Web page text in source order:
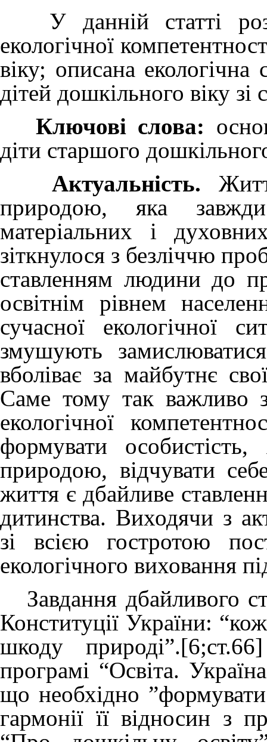
У данній статті
екологічної
віку; описана
дітей дошкільного віку
Ключові слова:
діти старшого
Актуальність.
природою, яка
матеріальних і
зіткнулося з безліччю
ставленням людини до
освітнім рівнем
сучасної екологічної
змушують
вболіває за майбутнє
Саме тому так важливо
екологічної
формувати
природою, відчувати
життя є дбайливе
дитинства. Виходячи з
зі всією гостротою
екологічного виховання
Завдання дбайливого
Конституції України:
шкоду
програмі “Освіта.
що необхідно
гармонії її відносин з